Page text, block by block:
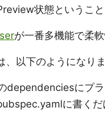
状態ということ
が一番多機能で柔
以下のようになりま
dependenciesにプ
に書くだ